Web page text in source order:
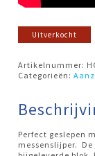
Uitverkocht
Artikelnummer:
Categorieën:
Perfect geslepen
messenslijper.